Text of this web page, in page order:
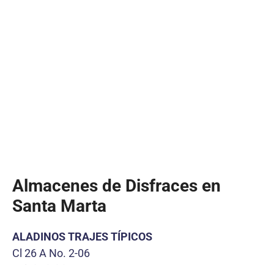
Almacenes de Disfraces en
Santa Marta
ALADINOS TRAJES TÍPICOS
Cl 26 A No. 2-06